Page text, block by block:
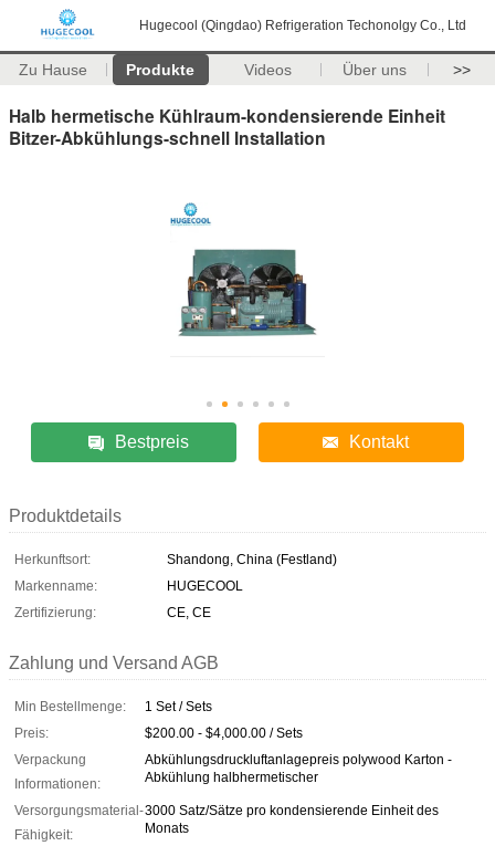
Hugecool (Qingdao) Refrigeration Techonolgy Co., Ltd
Zu Hause Produkte Videos Über uns >>
Halb hermetische Kühlraum-kondensierende Einheit
Bitzer-Abkühlungs-schnell Installation
Bestpreis Kontakt
Produktdetails
Herkunftsort:
Shandong, China (Festland)
Markenname:
HUGECOOL
Zertifizierung:
CE, CE
Zahlung und Versand AGB
Min Bestellmenge:
1 Set / Sets
Preis:
$200.00 - $4,000.00 / Sets
Verpackung
Informationen:
Abkühlungsdruckluftanlagepreis polywood Karton -
Abkühlung halbhermetischer
Versorgungsmaterial-
Fähigkeit:
3000 Satz/Sätze pro kondensierende Einheit des
Monats